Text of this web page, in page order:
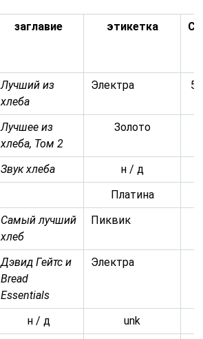
заглавие этикетка
Лучший из
хлеба
Электра 5
Лучшее из
хлеба, Том 2
Золото
Звук хлеба
н / д
Платина
Самый лучший
хлеб
Пиквик
Дэвид Гейтс и
Bread
Essentials
Электра
н / д
unk